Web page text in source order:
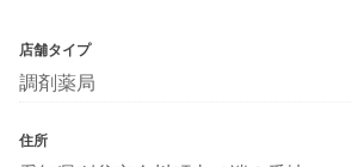
店舗タイプ
調剤薬局
住所